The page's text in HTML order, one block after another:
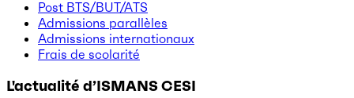
Post BTS/BUT/ATS
Admissions parallèles
Admissions internationaux
Frais de scolarité
L'actualité d’ISMANS CESI